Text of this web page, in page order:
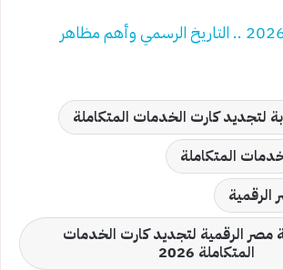
موعد شم النسيم 2026 .. التاريخ الرسمي وأهم مظاهر
لتجديد كارت الخدمات المتكاملة
المتكاملة
مصر الرقمية لتجديد كارت الخدمات
المتكاملة 2026